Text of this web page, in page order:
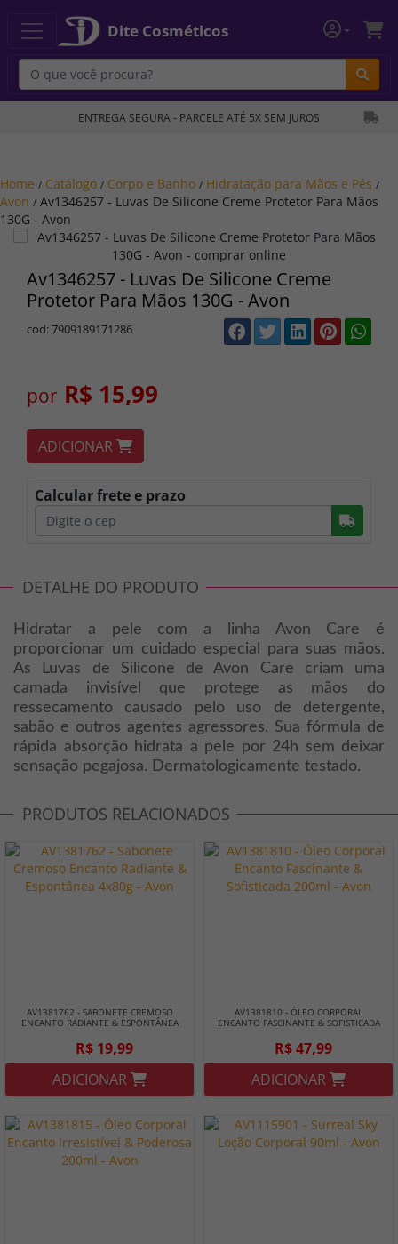
Dite Cosméticos
ENTREGA SEGURA - PARCELE ATÉ 5X SEM JUROS
Home / Catálogo / Corpo e Banho / Hidratação para Mãos e Pés /
Avon / Av1346257 - Luvas De Silicone Creme Protetor Para Mãos
130G - Avon
Av1346257 - Luvas De Silicone Creme
Protetor Para Mãos 130G - Avon
cod: 7909189171286
por R$ 15,99
ADICIONAR
Calcular frete e prazo
DETALHE DO PRODUTO
Hidratar a pele com a linha Avon Care é
proporcionar um cuidado especial para suas mãos.
As Luvas de Silicone de Avon Care criam uma
camada invisível que protege as mãos do
ressecamento causado pelo uso de detergente,
sabão e outros agentes agressores. Sua fórmula de
rápida absorção hidrata a pele por 24h sem deixar
sensação pegajosa. Dermatologicamente testado.
PRODUTOS RELACIONADOS
AV1381762 - SABONETE CREMOSO
ENCANTO RADIANTE & ESPONTÂNEA
R$ 19,99
ADICIONAR
AV1381810 - ÓLEO CORPORAL
ENCANTO FASCINANTE & SOFISTICADA
R$ 47,99
ADICIONAR